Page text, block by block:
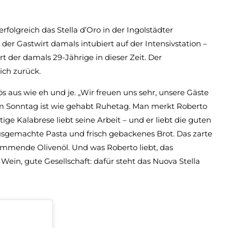
das Stella d’Oro in der Ingolstädter
Gastwirt damals intubiert auf der Intensivstation –
der damals 29-Jährige in dieser Zeit. Der
zurück.
wie eh und je. „Wir freuen uns sehr, unsere Gäste
Sonntag ist wie gehabt Ruhetag. Man merkt Roberto
Kalabrese liebt seine Arbeit – und er liebt die guten
Pasta und frisch gebackenes Brot. Das zarte
Olivenöl. Und was Roberto liebt, das
gute Gesellschaft: dafür steht das Nuova Stella